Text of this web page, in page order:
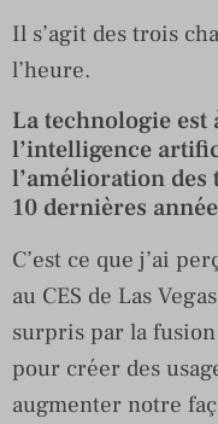
Il s’agit des trois
l’heure.
La technologie est
l’intelligence
l’amélioration des
10 dernières
C’est ce que j’ai
au CES de Las
surpris par la
pour créer des
augmenter notre